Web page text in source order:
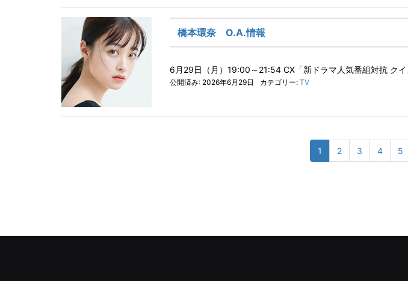
橋本環奈 O.A.情報
6月29日（月）19:00～21:54 CX「新ドラマ人気番組対抗 ク
公開済み: 2026年6月29日 カテゴリー: TV
1 2 3 4 5